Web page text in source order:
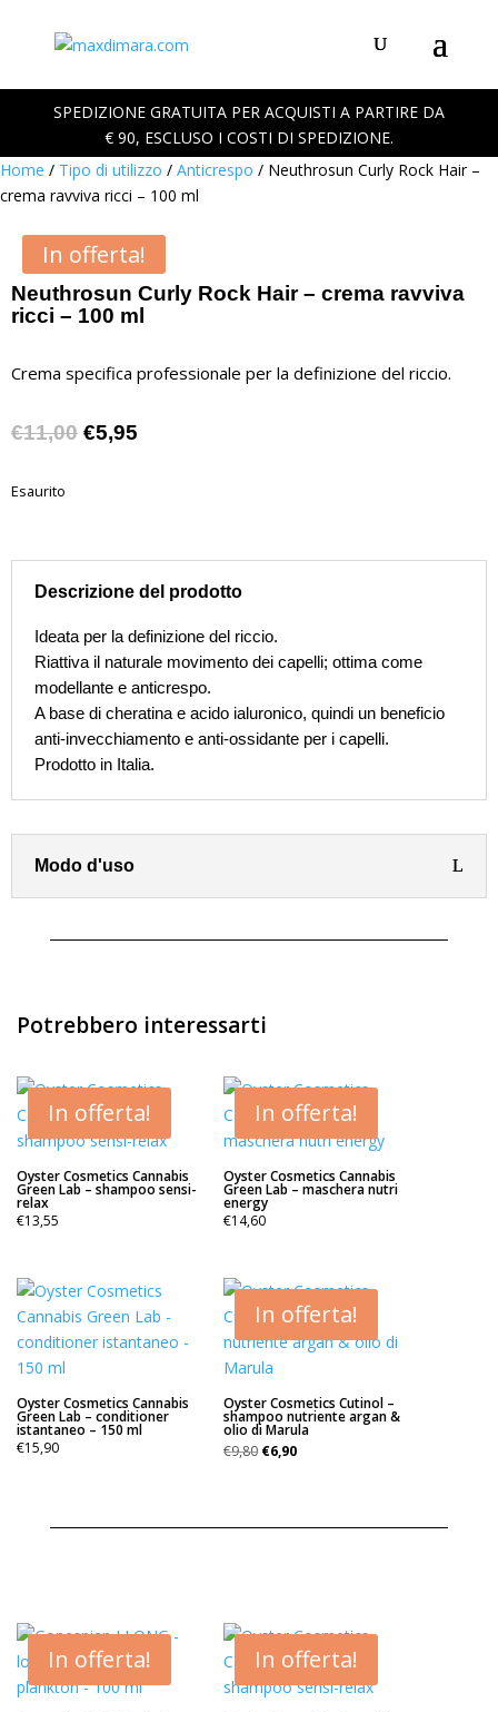
SPEDIZIONE GRATUITA PER ACQUISTI A PARTIRE DA
€ 90, ESCLUSO I COSTI DI SPEDIZIONE.
Home / Tipo di utilizzo / Anticrespo / Neuthrosun Curly Rock Hair –
crema ravviva ricci – 100 ml
In offerta!
Neuthrosun Curly Rock Hair – crema ravviva
ricci – 100 ml
Crema specifica professionale per la definizione del riccio.
€11,00 Il
€5,95
Esaurito
Descrizione del prodotto
Ideata per la definizione del riccio.
Riattiva il naturale movimento dei capelli; ottima come
modellante e anticrespo.
A base di cheratina e acido ialuronico, quindi un beneficio
anti-invecchiamento e anti-ossidante per i capelli.
Prodotto in Italia.
Modo d'uso
Potrebbero interessarti
In offerta!
Oyster Cosmetics Cannabis
Green Lab – shampoo sensi-
relax
€13,55
In offerta!
Oyster Cosmetics Cannabis
Green Lab – maschera nutri
energy
€14,60
Oyster Cosmetics Cannabis
Green Lab – conditioner
istantaneo – 150 ml
€15,90
In offerta!
Oyster Cosmetics Cutinol –
shampoo nutriente argan &
olio di Marula
€9,80 Il
€6,90Il
In offerta! In offerta!